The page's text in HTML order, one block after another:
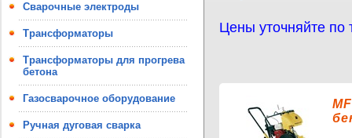
Сварочные электроды
Трансформаторы
Трансформаторы для прогрева
бетона
Газосварочное оборудование
Ручная дуговая сварка
Цены уточняйте по